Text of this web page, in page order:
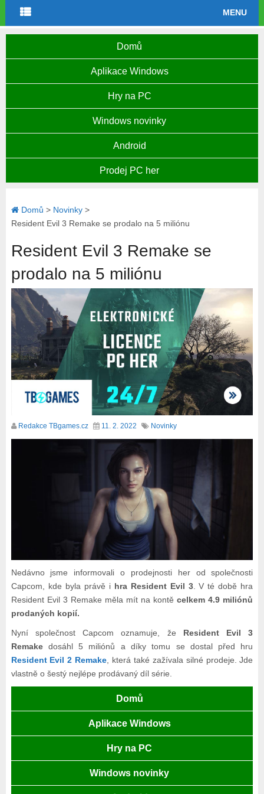
MENU
Domů
Aplikace Windows
Hry na PC
Windows novinky
Android
Prodej PC her
Domů > Novinky>
Resident Evil 3 Remake se prodalo na 5 miliónu
Resident Evil 3 Remake se
prodalo na 5 miliónu
Redakce TBgames.cz 11. 2. 2022 Novinky
Nedávno jsme informovali o prodejnosti her od společnosti
Capcom, kde byla právě i hra Resident Evil 3. V té době hra
Resident Evil 3 Remake měla mít na kontěcelkem 4.9 miliónů
prodaných kopií.
Nyní společnost Capcom oznamuje, že Resident Evil 3
Remakedosáhl 5 miliónů a díky tomu se dostal před hru
Resident Evil 2 Remake, která také zažívala silné prodeje. Jde
vlastně o šestý nejlépe prodávaný díl série.
Domů
Aplikace Windows
Hry na PC
Windows novinky